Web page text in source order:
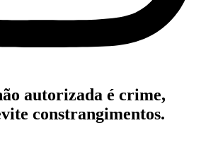
autorizada é crime,
constrangimentos.